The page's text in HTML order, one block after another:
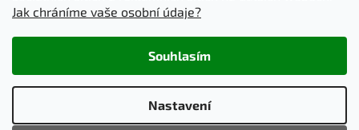
Jak chráníme vaše osobní údaje?
Nastavení
Souhlasím
PŘIHLÁSIT SE